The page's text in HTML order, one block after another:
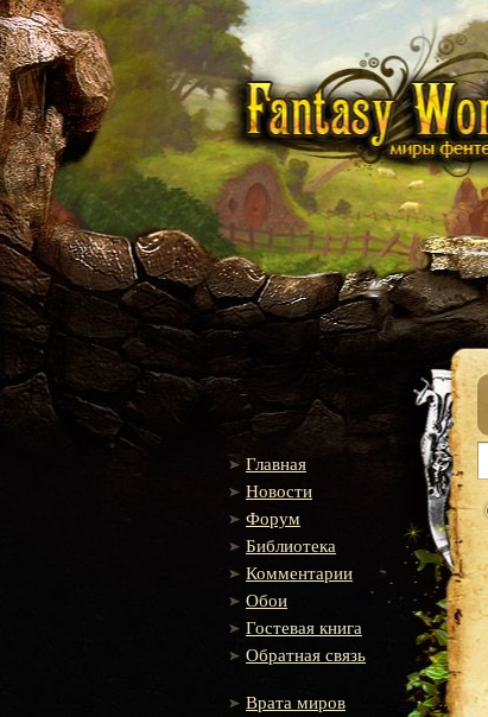
Главная
Новости
Форум
Библиотека
Комментарии
Обои
Гостевая книга
Обратная связь
Врата миров